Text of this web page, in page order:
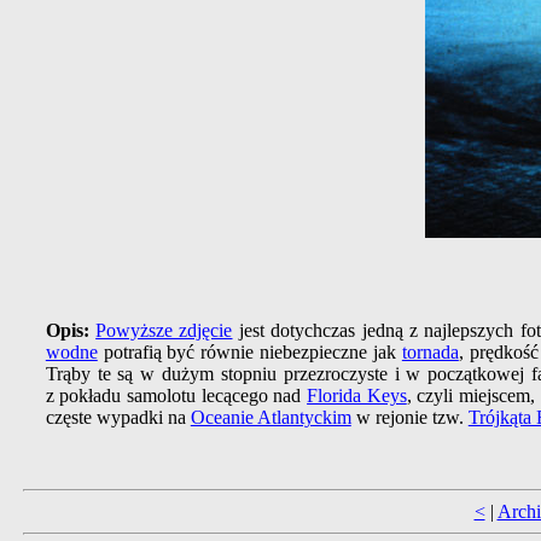
Opis:Powyższe zdjęcie jest dotychczas jedną z najlepszych
wodnepotrafią być równie niebezpieczne jak tornada,
Trąby te są w dużym stopniu przezroczyste i w
z pokładu samolotu lecącego nadFlorida Keys, czyli
częste wypadki na Oceanie Atlantyckimw rejonie tzw. Trójkąta
<|